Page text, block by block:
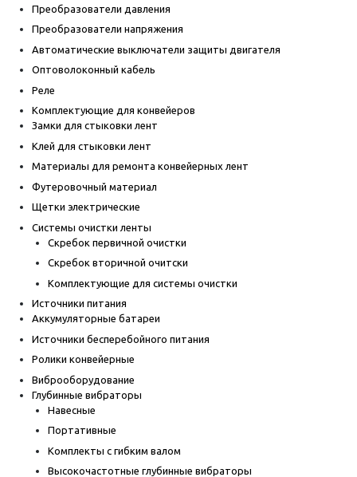
Преобразователи давления
Преобразователи напряжения
Автоматические выключатели защиты двигателя
Оптоволоконный кабель
Реле
Комплектующие для конвейеров
Замки для стыковки лент
Клей для стыковки лент
Материалы для ремонта конвейерных лент
Футеровочный материал
Щетки электрические
Системы очистки ленты
Скребок первичной очистки
Скребок вторичной очитски
Комплектующие для системы очистки
Источники питания
Аккумуляторные батареи
Источники бесперебойного питания
Ролики конвейерные
Виброоборудование
Глубинные вибраторы
Навесные
Портативные
Комплекты с гибким валом
Высокочастотные глубинные вибраторы